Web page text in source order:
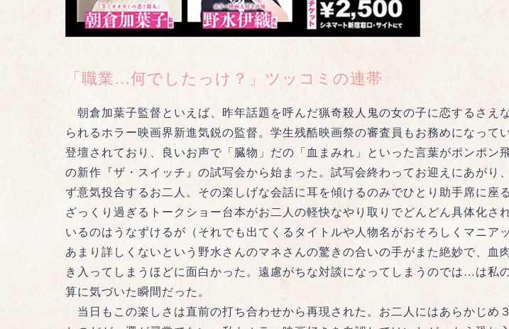
「職業…何でしたっけ？」ツッコミの連帯
朝倉加葉子監督といえば、昨年話題を呼んだ猟奇殺人鬼の女の子に恋するさ
られるホラー映画界新進気鋭の監督。学生残酷映画祭の審査員もお務めになっ
登壇されており、良いお声で「臓物」だの「血まみれ」といった言葉がポンポ
の新作『ザ・スイッチ』の試写会から始まった。試写会終わってお迎えにあが
ず意気投合するお二人。その楽しげな会話に耳を傾けるのみでひとり助手席に
ざっくり過ぎるトークショー台本がお二人の軽快なやり取りでどんどん具体化
いるのはうなずけるが（それでも出てくるタイトルや人物名がおそろしくマニ
あまり詳しくないという野水さんのマネさんの驚きの合いの手がまた絶妙で、
き入ってしまうほどに面白かった。遠慮がちな対談になってしまうのでは…は
算に気づいた瞬間だった。
当日もこの楽しさは直前の打ち合わせから再現された。お二人にはあらかじ